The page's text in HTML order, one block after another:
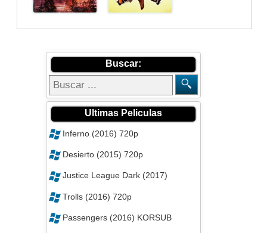
Buscar:
Ultimas Peliculas
Inferno (2016) 720p
Desierto (2015) 720p
Justice League Dark (2017)
Trolls (2016) 720p
Passengers (2016) KORSUB